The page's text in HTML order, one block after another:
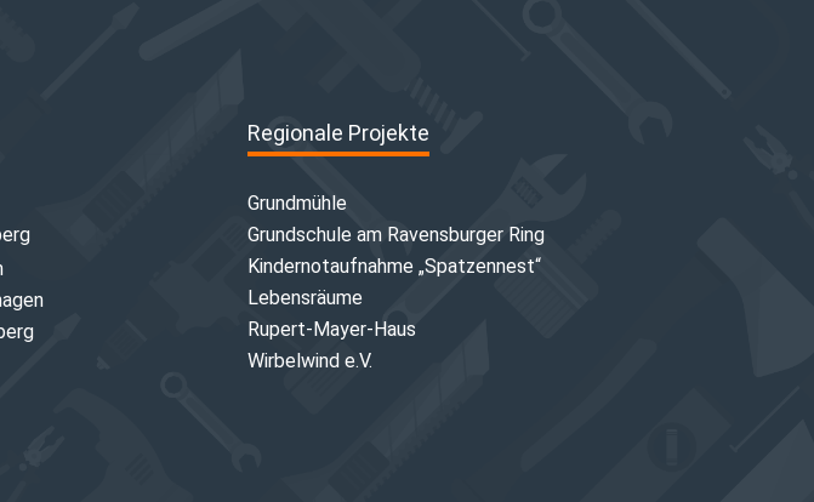
Regionale Projekte
Grundmühle
Grundschule am Ravensburger Ring
Kindernotaufnahme „Spatzennest“
Lebensräume
Rupert-Mayer-Haus
Wirbelwind e.V.